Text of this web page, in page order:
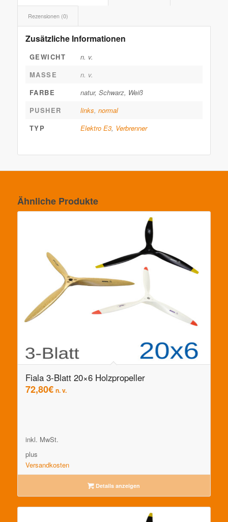
Rezensionen (0)
Zusätzliche Informationen
GEWICHT
n. v.
MASSE
n. v.
FARBE
natur, Schwarz, Weiß
PUSHER
links, normal
TYP
Elektro E3, Verbrenner
Ähnliche Produkte
Fiala 3-Blatt 20×6 Holzpropeller
72,80€ n. v.
inkl. MwSt.
plus
Versandkosten
Details anzeigen